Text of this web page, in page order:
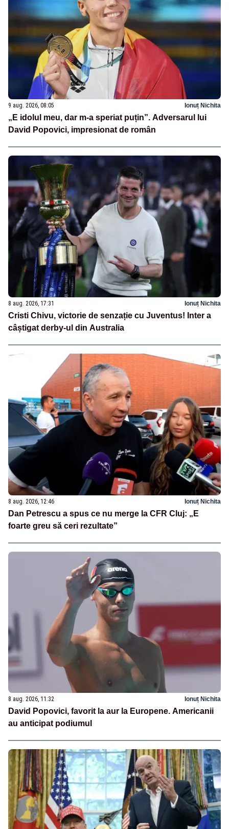
9 aug. 2026, 08:05 Ionuț Nichita
„E idolul meu, dar m-a speriat puțin”. Adversarul lui
David Popovici, impresionat de român
8 aug. 2026, 17:31 Ionuț Nichita
Cristi Chivu, victorie de senzație cu Juventus! Inter a
câștigat derby-ul din Australia
8 aug. 2026, 12:46 Ionuț Nichita
Dan Petrescu a spus ce nu merge la CFR Cluj: „E
foarte greu să ceri rezultate”
8 aug. 2026, 11:32 Ionuț Nichita
David Popovici, favorit la aur la Europene. Americanii
au anticipat podiumul